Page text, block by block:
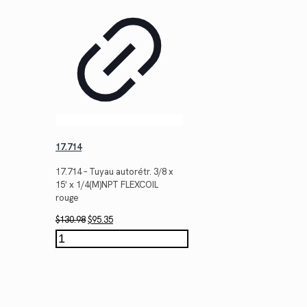
17.714
17.714 – Tuyau autorétr. 3/8 x
15′ x 1/4(M)NPT FLEXCOIL
rouge
$130.98Le
prix
initial
$95.35Le
prix
actuel
quantité
de